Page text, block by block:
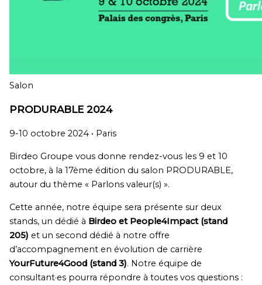
Salon
PRODURABLE 2024
9-10 octobre 2024 • Paris
Birdeo Groupe vous donne rendez-vous les 9 et 10
octobre, à la 17ème édition du salon PRODURABLE,
autour du thème « Parlons valeur(s) ».
Cette année, notre équipe sera présente sur deux
stands, un dédié à Birdeo et People4Impact (stand
205) et un second dédié à notre offre
d’accompagnement en évolution de carrière
YourFuture4Good (stand 3). Notre équipe de
consultant·es pourra répondre à toutes vos questions :